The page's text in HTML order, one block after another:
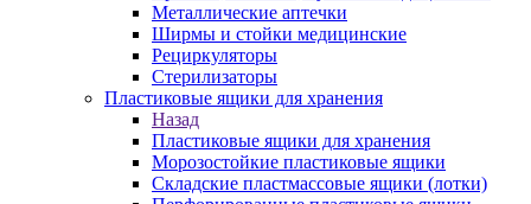
Металлические аптечки
Ширмы и стойки медицинские
Рециркуляторы
Стерилизаторы
Пластиковые ящики для хранения
Назад
Пластиковые ящики для хранения
Морозостойкие пластиковые ящики
Складские пластмассовые ящики (лотки)